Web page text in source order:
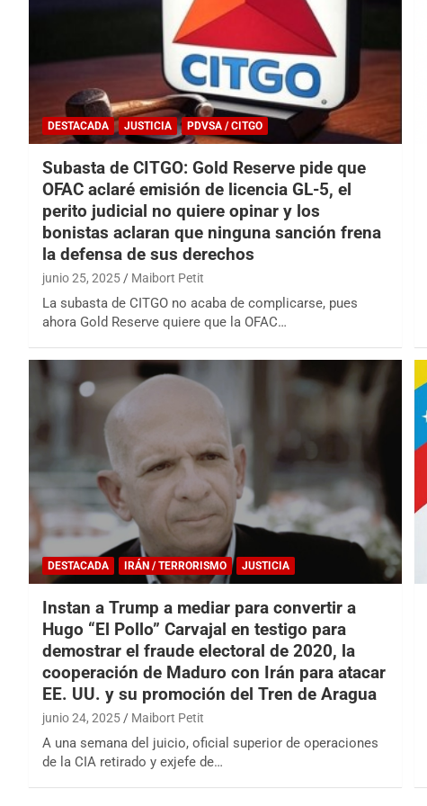
DESTACADA JUSTICIA PDVSA / CITGO
Subasta de CITGO: Gold Reserve pide que
OFAC aclaré emisión de licencia GL-5, el
perito judicial no quiere opinar y los
bonistas aclaran que ninguna sanción frena
la defensa de sus derechos
junio 25, 2025 Maibort Petit
La subasta de CITGO no acaba de complicarse, pues
ahora Gold Reserve quiere que la OFAC…
DESTACADA IRÁN / TERRORISMO JUSTICIA
Instan a Trump a mediar para convertir a
Hugo “El Pollo” Carvajal en testigo para
demostrar el fraude electoral de 2020, la
cooperación de Maduro con Irán para atacar
EE. UU. y su promoción del Tren de Aragua
junio 24, 2025 Maibort Petit
A una semana del juicio, oficial superior de operaciones
de la CIA retirado y exjefe de…